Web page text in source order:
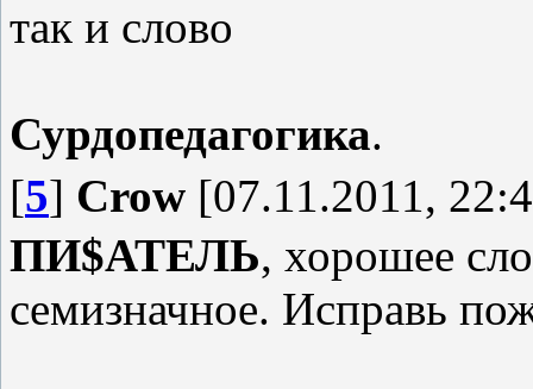
так и слово
Сурдопедагогика.
[5] Crow [07.11.2011,
ПИ$АТЕЛЬ, хорошее
семизначное. Исправь